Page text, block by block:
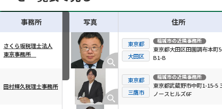
横スクロール可能
事務所 写真 住所
さくら坂税理士法人
東京事務所
東京都
大田区
稲城市の近隣事務所
東京都大田区田園調布本町
B1-B
田村輝久税理士事務所
東京都
三鷹市
稲城市の近隣事務所
東京都武蔵野市中町1-15-5
ノースヒルズ6F